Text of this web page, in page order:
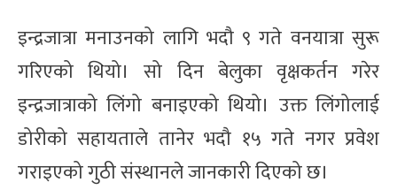
इन्द्रजात्रा मनाउनको लागि भदौ ९ गते वनयात्रा सुरू
गरिएको थियो। सो दिन बेलुका वृक्षकर्तन गरेर
इन्द्रजात्राको लिंगो बनाइएको थियो। उक्त लिंगोलाई
डोरीको सहायताले तानेर भदौ १५ गते नगर प्रवेश
गराइएको गुठी संस्थानले जानकारी दिएको छ।